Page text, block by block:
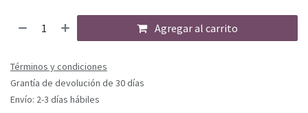
Agregar al carrito
Términos y condiciones
Grantía de devolución de 30 días
Envío: 2-3 días hábiles